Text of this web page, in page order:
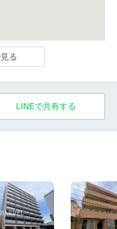
る
LINEで共有する